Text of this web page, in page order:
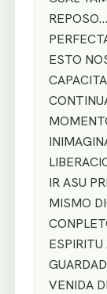
ESTO
IR ASU
MISMO
VENIDA